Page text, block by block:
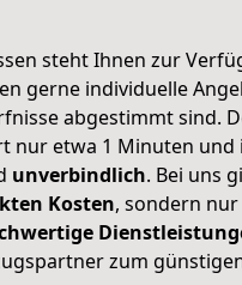
steht Ihnen zur
gerne individuelle
abgestimmt sind.
nur etwa 1 Minuten und
unverbindlich. Bei uns
Kosten, sondern nur
zum